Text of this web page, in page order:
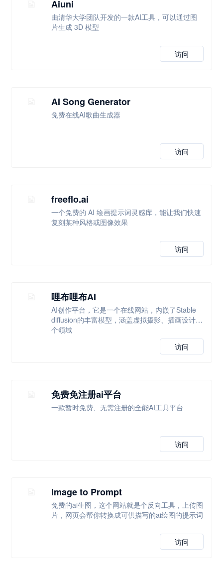
Aiuni
由清华大学团队开发的一款AI工具，可以通过图
片生成 3D 模型
访问
AI Song Generator
免费在线AI歌曲生成器
访问
freeflo.ai
一个免费的 AI 绘画提示词灵感库，能让我们快速
复刻某种风格或图像效果
访问
哩布哩布AI
AI创作平台，它是一个在线网站，内嵌了Stable
diffusion的丰富模型，涵盖虚拟摄影、插画设计多
个领域
访问
免费免注册ai平台
一款暂时免费、无需注册的全能AI工具平台
访问
Image to Prompt
免费的ai生图，这个网站就是个反向工具，上传图
片，网页会帮你转换成可供描写的ai绘图的提示词
访问